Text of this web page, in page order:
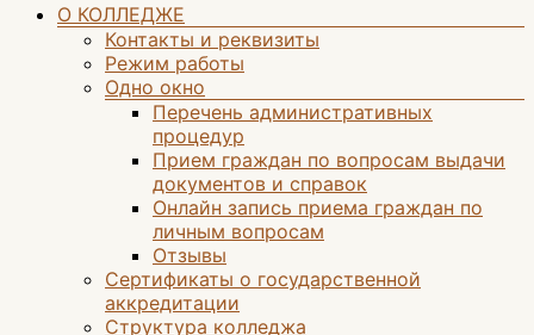
МенюО КОЛЛЕДЖЕ
Контакты и реквизиты
Режим работы
Одно окно
Перечень административных
процедур
Прием граждан по вопросам выдачи
документов и справок
Онлайн запись приема граждан по
личным вопросам
Отзывы
Сертификаты о государственной
аккредитации
Структура колледжа